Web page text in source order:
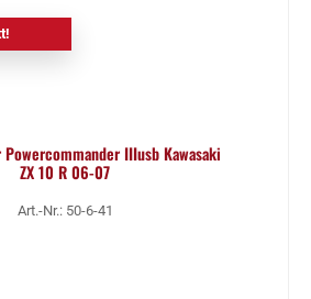
IIIusb Kawasaki
ZX 10 R 06-07
Art.-Nr.: 50-6-41